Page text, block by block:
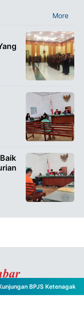
More
BPJS
Rights Reserved